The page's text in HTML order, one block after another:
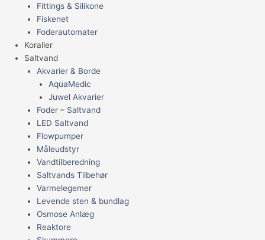
Fittings & Silikone
Fiskenet
Foderautomater
Koraller
Saltvand
Akvarier & Borde
AquaMedic
Juwel Akvarier
Foder – Saltvand
LED Saltvand
Flowpumper
Måleudstyr
Vandtilberedning
Saltvands Tilbehør
Varmelegemer
Levende sten & bundlag
Osmose Anlæg
Reaktore